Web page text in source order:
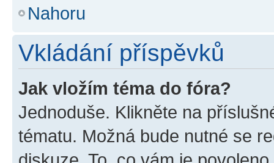
Nahoru
Vkládání příspěvků
Jak vložím téma do fóra?
Jednoduše. Klikněte na
tématu. Možná bude nutné se